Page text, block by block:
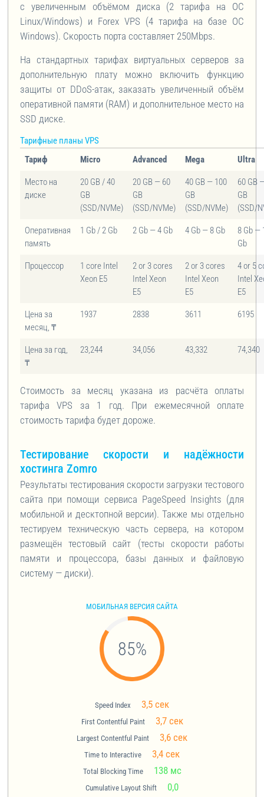
с увеличенным объёмом диска (2 тарифа на ОС
Linux/Windows) и Forex VPS (4 тарифа на базе ОС
Windows). Скорость порта составляет 250Mbps.
На стандартных тарифах виртуальных серверов за
дополнительную плату можно включить функцию
защиты от DDoS-атак, заказать увеличенный объём
оперативной памяти (RAM) и дополнительное место на
SSD диске.
Тарифные планы VPS
Тариф
Micro Advanced Mega Ultra
Место на
диске
20 GB / 40
GB
(SSD/NVMe)
20 GB — 60
GB
(SSD/NVMe)
40 GB — 100
GB
(SSD/NVMe)
60 GB
GB
(SSD/
Оперативная
память
1 Gb / 2 Gb 2 Gb — 4 Gb 4 Gb — 8 Gb
8 Gb —
Gb
Процессор
1 core Intel
Xeon E5
2 or 3 cores
Intel Xeon
E5
2 or 3 cores
Intel Xeon
E5
4 or 5
Intel
E5
Цена за
месяц, ₸
1937 2838 3611 6195
Цена за год,
₸
23,244 34,056 43,332 74,340
Стоимость за месяц указана из расчёта оплаты
тарифа VPS за 1 год. При ежемесячной оплате
стоимость тарифа будет дороже.
Тестирование скорости и надёжности
хостинга Zomro
Результаты тестирования скорости загрузки тестового
сайта при помощи сервиса PageSpeed Insights (для
мобильной и десктопной версии). Также мы отдельно
тестируем техническую часть сервера, на котором
размещён тестовый сайт (тесты скорости работы
памяти и процессора, базы данных и файловую
систему — диски).
МОБИЛЬНАЯ ВЕРСИЯ САЙТА
85%
Speed Index 3,5 сек
First Contentful Paint 3,7 сек
Largest Contentful Paint 3,6 сек
Time to Interactive 3,4 сек
Total Blocking Time 138 мс
Cumulative Layout Shift 0,0